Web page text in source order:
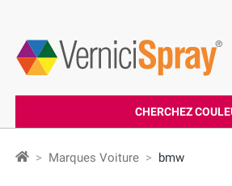
CHERCHEZ
Marques Voiture bmw